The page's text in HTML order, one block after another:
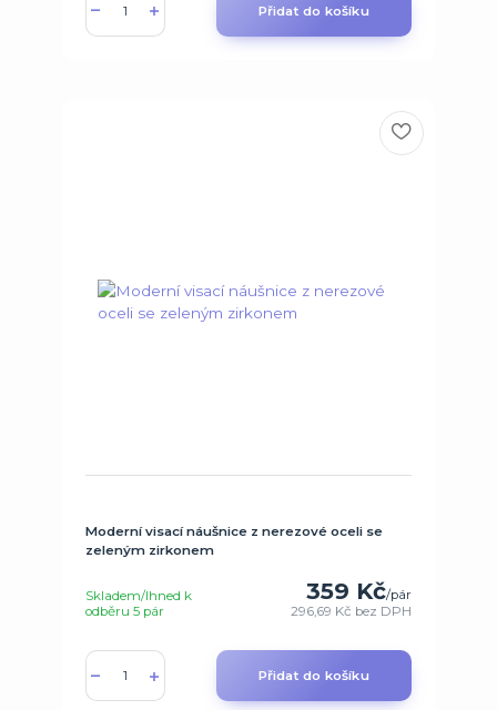
Přidat do košíku
Moderní visací náušnice z nerezové oceli se
zeleným zirkonem
359 Kč/pár
296,69 Kč bez DPH
Skladem/Ihned k
odběru 5 pár
Přidat do košíku